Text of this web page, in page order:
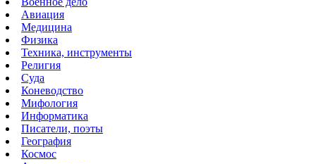
Авиация
Медицина
Физика
Техника, инструменты
Религия
Суда
Коневодство
Мифология
Информатика
Писатели, поэты
География
Космос